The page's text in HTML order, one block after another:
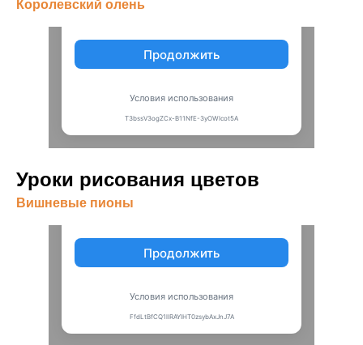
Королевский олень
Уроки рисования цветов
Вишневые пионы